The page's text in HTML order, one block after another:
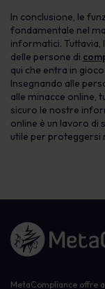
In conclusione, le
fondamentale nel
informatici. Tuttavia,
delle persone di
qui che entra in gioco
Insegnando alle
alle minacce online,
sicuro le nostre
online è un lavoro di
utile per proteggersi
Link alla homepage
MetaCompliance offre